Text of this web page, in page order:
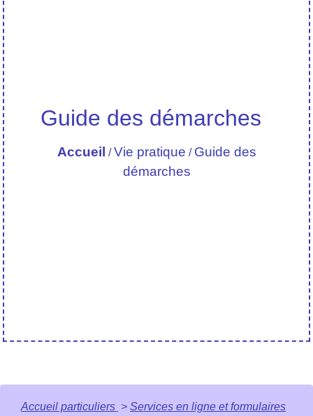
Guide des démarches
Accueil /Vie pratique / Guide des
démarches
Accueil particuliers > Services en ligne et formulaires